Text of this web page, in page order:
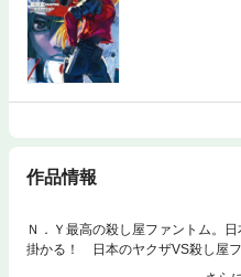
作品情報
Ｎ．Ｙ最高の殺し屋ファントム。
掛かる！ 日本のヤクザVS殺し屋フ
えるか!? 大人気ＰＣノベライズ第2